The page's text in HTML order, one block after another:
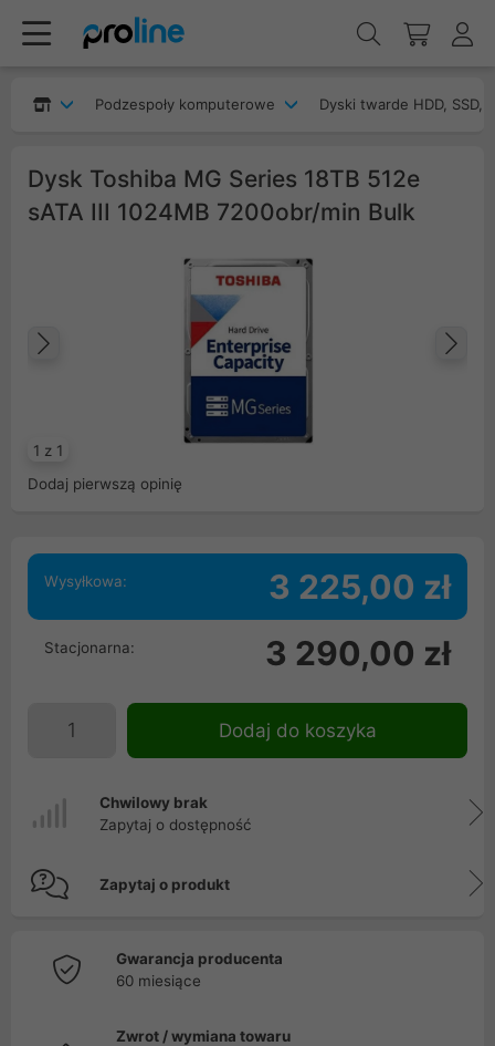
Podzespoły komputerowe Dyski twarde HDD, SSD,
Dysk Toshiba MG Series 18TB 512e
sATA III 1024MB 7200obr/min Bulk
1 z 1
Poprzedni
Dodaj pierwszą opinię
Wysyłkowa: 3 225,00 zł
Stacjonarna: 3 290,00 zł
Dodaj do koszyka
Chwilowy brak
Zapytaj o dostępność
Zapytaj o produkt
Gwarancja producenta
60 miesiące
Zwrot / wymiana towaru